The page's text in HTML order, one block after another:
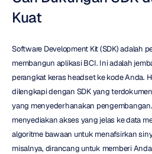
Kuat
Software Development Kit (SDK) adalah
membangun aplikasi BCI. Ini adalah
perangkat keras headset ke kode Anda.
dilengkapi dengan SDK yang
yang menyederhanakan
menyediakan akses yang jelas ke data
algoritme bawaan untuk menafsirkan
misalnya, dirancang untuk memberi